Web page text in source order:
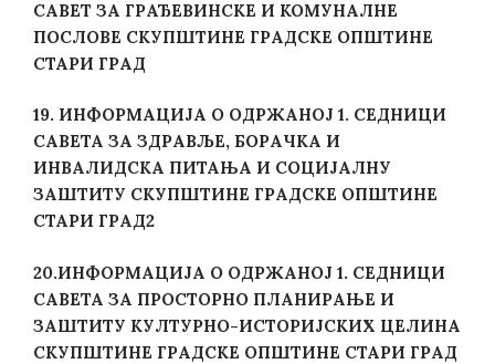
САВЕТ ЗА ГРАЂЕВИНСКЕ И КОМУНАЛНЕ
ПОСЛОВЕ СКУПШТИНЕ ГРАДСКЕ ОПШТИНЕ
СТАРИ ГРАД
19. ИНФОРМАЦИЈА О ОДРЖАНОЈ 1. СЕДНИЦИ
САВЕТА ЗА ЗДРАВЉЕ, БОРАЧКА И
ИНВАЛИДСКА ПИТАЊА И СОЦИЈАЛНУ
ЗАШТИТУ СКУПШТИНЕ ГРАДСКЕ ОПШТИНЕ
СТАРИ ГРАД2
20.ИНФОРМАЦИЈА О ОДРЖАНОЈ 1. СЕДНИЦИ
САВЕТА ЗА ПРОСТОРНО ПЛАНИРАЊЕ И
ЗАШТИТУ КУЛТУРНО-ИСТОРИЈСКИХ ЦЕЛИНА
СКУПШТИНЕ ГРАДСКЕ ОПШТИНЕ СТАРИ ГРАД